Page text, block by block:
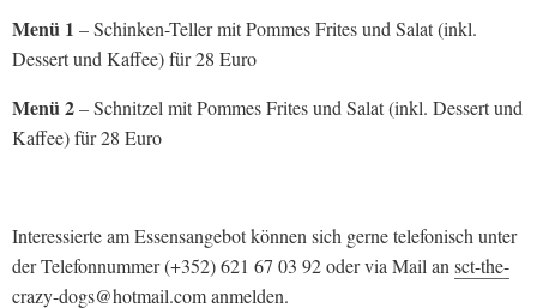
Menü 1 – Schinken-Teller mit Pommes Frites und Salat (inkl.
Dessert und Kaffee) für 28 Euro
Menü 2– Schnitzel mit Pommes Frites und Salat (inkl. Dessert und
Kaffee) für 28 Euro
Interessierte am Essensangebot können sich gerne telefonisch unter
der Telefonnummer (+352) 621 67 03 92 oder via Mail an sct-the-
crazy-dogs@hotmail.comanmelden.